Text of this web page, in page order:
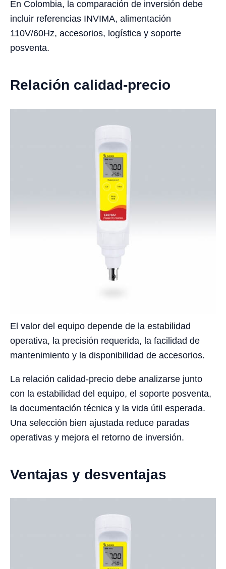
En Colombia, la comparación de inversión debe
incluir referencias INVIMA, alimentación
110V/60Hz, accesorios, logística y soporte
posventa.
Relación calidad-precio
El valor del equipo depende de la estabilidad
operativa, la precisión requerida, la facilidad de
mantenimiento y la disponibilidad de accesorios.
La relación calidad-precio debe analizarse junto
con la estabilidad del equipo, el soporte posventa,
la documentación técnica y la vida útil esperada.
Una selección bien ajustada reduce paradas
operativas y mejora el retorno de inversión.
Ventajas y desventajas